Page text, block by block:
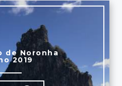
de Noronha
2019